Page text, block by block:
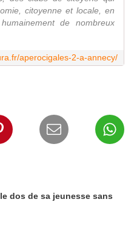
citoyenne et locale, en
de nombreux
aperocigales-2-a-annecy/
dos de sa jeunesse sans